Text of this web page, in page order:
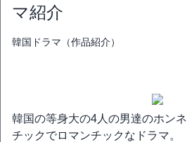
マ紹介
韓国ドラマ（作品紹介）
韓国の等身大の4人の男達のホン
チックでロマンチックなドラマ。